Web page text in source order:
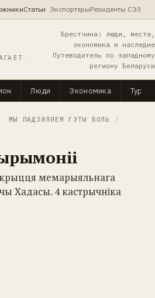
Статьи ЭкспортерыРезиденты СЭЗ
·
Брестчина: люди, места,
экономика и наследие
Путеводитель по западному
региону Беларуси
Люди Экономика
МЫ ПАДЗЯЛЯЕМ ГЭТЫ БОЛЬ
/
мемарыяльнага
Хадасы. 4 кастрычніка